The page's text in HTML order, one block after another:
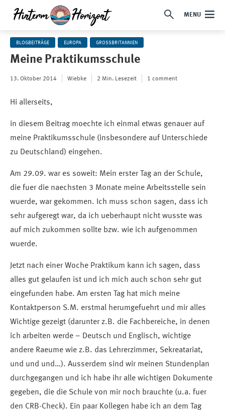
MENU
BLOGBEITRÄGE EUROPA GROSSBRITANNIEN
Meine Praktikumsschule
13. Oktober 2014 Wiebke 2 Min. Lesezeit 1 comment
Hi allerseits,
in diesem Beitrag moechte ich einmal etwas genauer auf
meine Praktikumsschule (insbesondere auf Unterschiede
zu Deutschland) eingehen.
Am 29.09. war es soweit: Mein erster Tag an der Schule,
die fuer die naechsten 3 Monate meine Arbeitsstelle sein
wuerde, war gekommen. Ich muss schon sagen, dass ich
sehr aufgeregt war, da ich ueberhaupt nicht wusste was
auf mich zukommen sollte bzw. wie ich aufgenommen
wuerde.
Jetzt nach einer Woche Praktikum kann ich sagen, dass
alles gut gelaufen ist und ich mich auch schon sehr gut
eingefunden habe. Am ersten Tag hat mich meine
Kontaktperson S.M. erstmal herumgefuehrt und mir alles
Wichtige gezeigt (darunter z.B. die Fachbereiche, in denen
ich arbeiten werde – Deutsch und Englisch, wichtige
andere Raeume wie z.B. das Lehrerzimmer, Sekreatariat,
und und und…). Ausserdem sind wir meinen Stundenplan
durchgegangen und ich habe ihr alle wichtigen Dokumente
gegeben, die die Schule von mir noch brauchte (u.a. fuer
den CRB-Check). Ein paar Kollegen habe ich an dem Tag